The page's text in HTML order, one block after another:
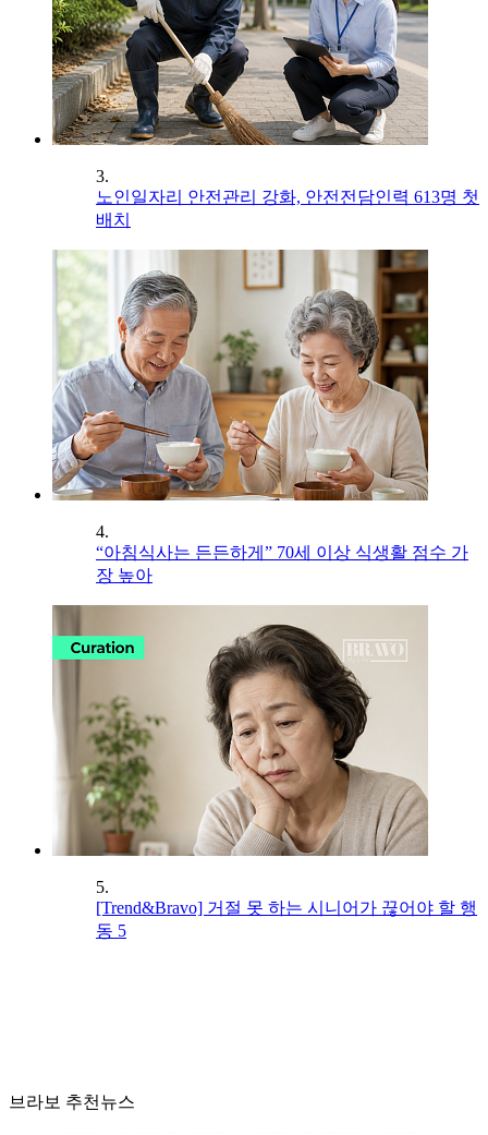
3.
노인일자리 안전관리 강화, 안전전담인력 613명 첫
배치
4.
“아침식사는 든든하게” 70세 이상 식생활 점수 가
장 높아
5.
[Trend&Bravo] 거절 못 하는 시니어가 끊어야 할 행
동 5
브라보 추천뉴스